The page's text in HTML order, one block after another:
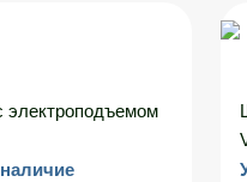
электроподъемом